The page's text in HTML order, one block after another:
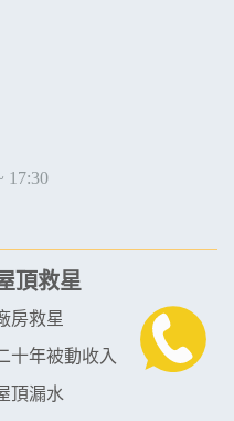
17:30
頂救星
房救星
十年被動收入
頂漏水